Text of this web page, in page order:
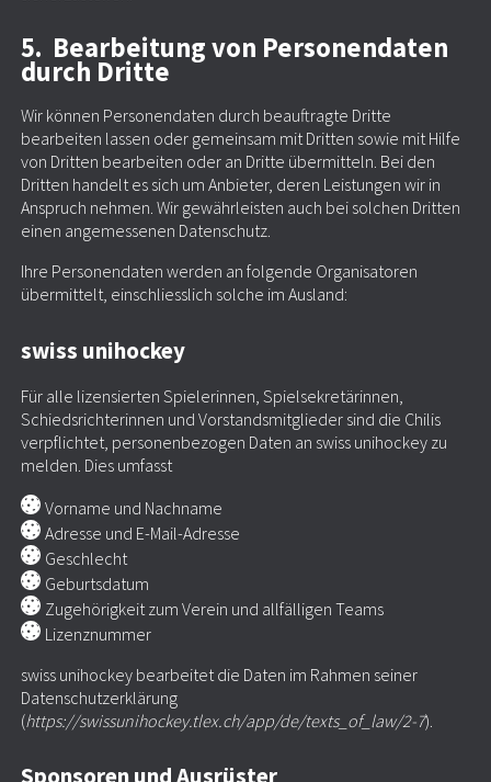
5. Bearbeitung von Personendaten
durch Dritte
Wir können Personendaten durch beauftragte Dritte
bearbeiten lassen oder gemeinsam mit Dritten sowie mit Hilfe
von Dritten bearbeiten oder an Dritte übermitteln. Bei den
Dritten handelt es sich um Anbieter, deren Leistungen wir in
Anspruch nehmen. Wir gewährleisten auch bei solchen Dritten
einen angemessenen Datenschutz.
Ihre Personendaten werden an folgende Organisatoren
übermittelt, einschliesslich solche im Ausland:
swiss unihockey
Für alle lizensierten Spielerinnen, Spielsekretärinnen,
Schiedsrichterinnen und Vorstandsmitglieder sind die Chilis
verpflichtet, personenbezogen Daten an swiss unihockey zu
melden. Dies umfasst
Vorname und Nachname
Adresse und E-Mail-Adresse
Geschlecht
Geburtsdatum
Zugehörigkeit zum Verein und allfälligen Teams
Lizenznummer
swiss unihockey bearbeitet die Daten im Rahmen seiner
Datenschutzerklärung
(https://swissunihockey.tlex.ch/app/de/texts_of_law/2-7).
Sponsoren und Ausrüster